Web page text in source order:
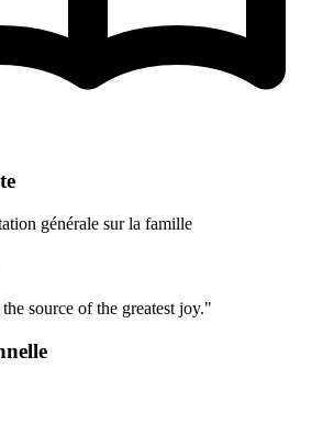
générale sur la famille
source of the greatest joy."